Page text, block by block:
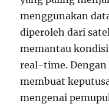
menggunakan
diperoleh dari
memantau
real-time.
membuat
mengenai